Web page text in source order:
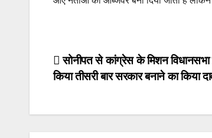
Post
सोनीपत से कांग्रेस के मिशन
किया तीसरी बार सरकार बनाने का किया